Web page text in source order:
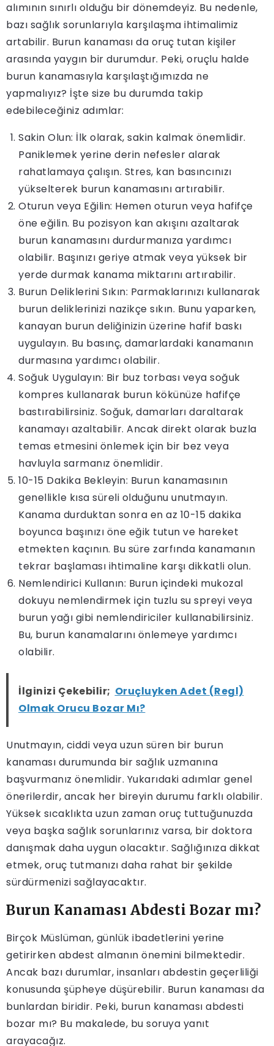
alımının sınırlı olduğu bir dönemdeyiz. Bu nedenle,
bazı sağlık sorunlarıyla karşılaşma ihtimalimiz
artabilir. Burun kanaması da oruç tutan kişiler
arasında yaygın bir durumdur. Peki, oruçlu halde
burun kanamasıyla karşılaştığımızda ne
yapmalıyız? İşte size bu durumda takip
edebileceğiniz adımlar:
Sakin Olun: İlk olarak, sakin kalmak önemlidir.
Paniklemek yerine derin nefesler alarak
rahatlamaya çalışın. Stres, kan basıncınızı
yükselterek burun kanamasını artırabilir.
Oturun veya Eğilin: Hemen oturun veya hafifçe
öne eğilin. Bu pozisyon kan akışını azaltarak
burun kanamasını durdurmanıza yardımcı
olabilir. Başınızı geriye atmak veya yüksek bir
yerde durmak kanama miktarını artırabilir.
Burun Deliklerini Sıkın: Parmaklarınızı kullanarak
burun deliklerinizi nazikçe sıkın. Bunu yaparken,
kanayan burun deliğinizin üzerine hafif baskı
uygulayın. Bu basınç, damarlardaki kanamanın
durmasına yardımcı olabilir.
Soğuk Uygulayın: Bir buz torbası veya soğuk
kompres kullanarak burun kökünüze hafifçe
bastırabilirsiniz. Soğuk, damarları daraltarak
kanamayı azaltabilir. Ancak direkt olarak buzla
temas etmesini önlemek için bir bez veya
havluyla sarmanız önemlidir.
10-15 Dakika Bekleyin: Burun kanamasının
genellikle kısa süreli olduğunu unutmayın.
Kanama durduktan sonra en az 10-15 dakika
boyunca başınızı öne eğik tutun ve hareket
etmekten kaçının. Bu süre zarfında kanamanın
tekrar başlaması ihtimaline karşı dikkatli olun.
Nemlendirici Kullanın: Burun içindeki mukozal
dokuyu nemlendirmek için tuzlu su spreyi veya
burun yağı gibi nemlendiriciler kullanabilirsiniz.
Bu, burun kanamalarını önlemeye yardımcı
olabilir.
İlginizi Çekebilir; Oruçluyken Adet (Regl)
Olmak Orucu Bozar Mı?
Unutmayın, ciddi veya uzun süren bir burun
kanaması durumunda bir sağlık uzmanına
başvurmanız önemlidir. Yukarıdaki adımlar genel
önerilerdir, ancak her bireyin durumu farklı olabilir.
Yüksek sıcaklıkta uzun zaman oruç tuttuğunuzda
veya başka sağlık sorunlarınız varsa, bir doktora
danışmak daha uygun olacaktır. Sağlığınıza dikkat
etmek, oruç tutmanızı daha rahat bir şekilde
sürdürmenizi sağlayacaktır.
Burun Kanaması Abdesti Bozar mı?
Birçok Müslüman, günlük ibadetlerini yerine
getirirken abdest almanın önemini bilmektedir.
Ancak bazı durumlar, insanları abdestin geçerliliği
konusunda şüpheye düşürebilir. Burun kanaması da
bunlardan biridir. Peki, burun kanaması abdesti
bozar mı? Bu makalede, bu soruya yanıt
arayacağız.